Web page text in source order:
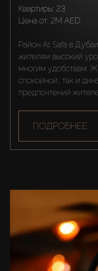
Каталоги
About Us
Квартиры: 23
цена от: 2M AED
Район Al Safa в
жителям высокий
многим удобствам.
спокойной, так и
предпочтений
ПОДРОБНЕЕ